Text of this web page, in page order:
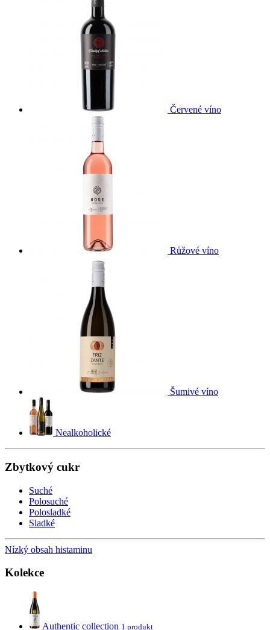
Červené víno
Růžové víno
Šumivé víno
Nealkoholické
Zbytkový cukr
Suché
Polosuché
Polosladké
Sladké
Nízký obsah histaminu
Kolekce
Authentic collection 1 produkt